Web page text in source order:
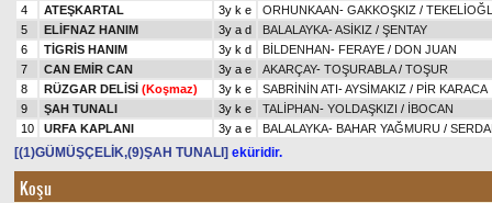
4
ATEŞKARTAL 3y k e ORHUNKAAN- GAKKOŞKIZ /
5
ELİFNAZ HANIM 3y a d BALALAYKA-ASİKIZ / ŞENTAY
6
TİGRİS HANIM 3y k d BİLDENHAN- FERAYE / DON JUAN
7
CAN EMİR CAN 3y a e AKARÇAY- TOŞURABLA/ TOŞUR
8
RÜZGAR DELİSİ (Koşmaz) 3y k e SABRİNİN ATI-AYSİMAKIZ / PİR KARACA
9
ŞAH TUNALI 3y k e TALİPHAN- YOLDAŞKIZI / İBOCAN
10
URFA KAPLANI 3y a e BALALAYKA- BAHAR YAĞMURU /
[(1)GÜMÜŞÇELİK,(9)ŞAH TUNALI] eküridir.
Koşu